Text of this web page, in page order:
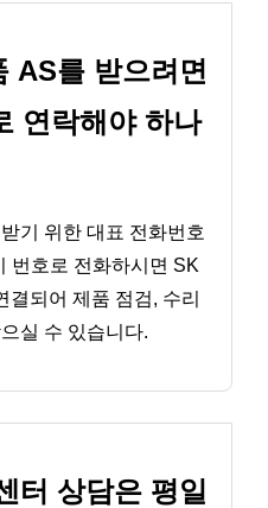
AS를 받으려면
연락해야 하나
기 위한 대표 전화번호
번호로 전화하시면 SK
결되어 제품 점검, 수리
실 수 있습니다.
터 상담은 평일